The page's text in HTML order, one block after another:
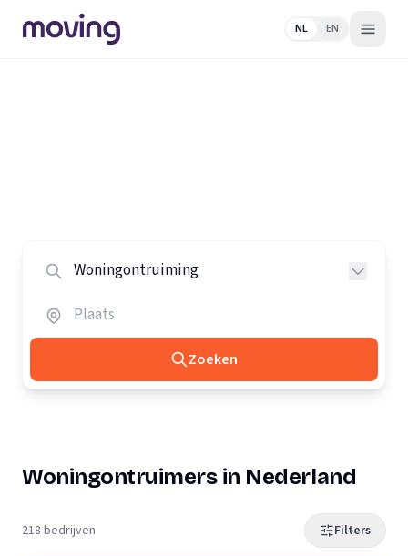
NL EN
Zoeken
Woningontruimers in Nederland
218 bedrijven Filters